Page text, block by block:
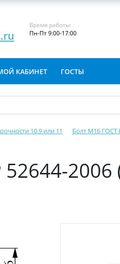
Время работы:
Пн-Пт 9:00-17:00
КАБИНЕТ ГОСТЫ
10.9 или 11
Болт М16 ГОСТ
2006